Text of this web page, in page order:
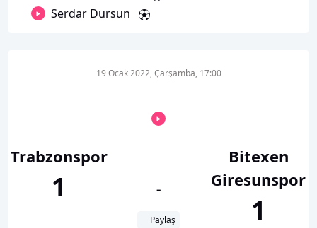
Serdar Dursun
Trabzonspor
1
19 Ocak 2022, Çarşamba, 17:00
-
Paylaş
Bitexen
Giresunspor
1